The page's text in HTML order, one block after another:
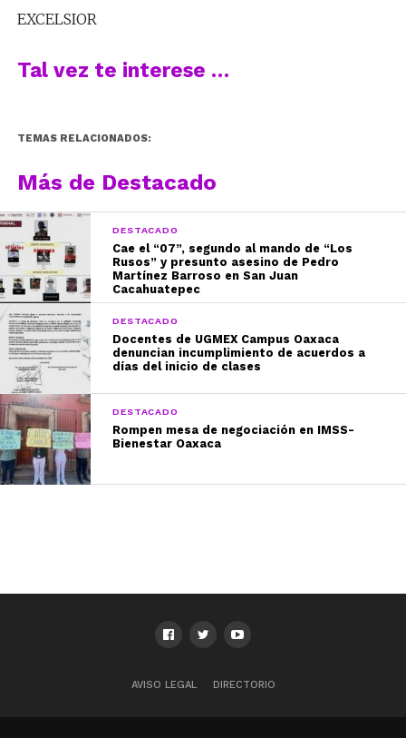
EXCELSIOR
Tal vez te interese …
TEMAS RELACIONADOS:
Más de Destacado
DESTACADO
Cae el “07”, segundo al mando de “Los
Rusos” y presunto asesino de Pedro
Martínez Barroso en San Juan
Cacahuatepec
DESTACADO
Docentes de UGMEX Campus Oaxaca
denuncian incumplimiento de acuerdos a
días del inicio de clases
DESTACADO
Rompen mesa de negociación en IMSS-
Bienestar Oaxaca
AVISO LEGAL DIRECTORIO